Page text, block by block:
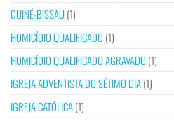
GUINÉ-BISSAU(1)
HOMICÍDIO QUALIFICADO (1)
HOMICÍDIO QUALIFICADO AGRAVADO (1)
IGREJA ADVENTISTA DO SÉTIMO DIA(1)
IGREJA CATÓLICA(1)